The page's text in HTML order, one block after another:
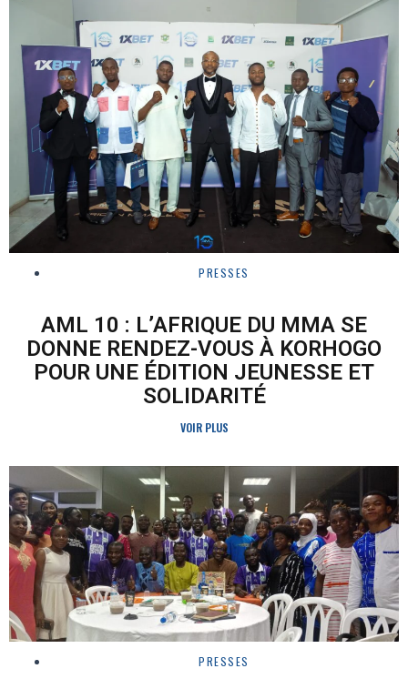
PRESSES
AML 10 : L’AFRIQUE DU MMA SE
DONNE RENDEZ-VOUS À KORHOGO
POUR UNE ÉDITION JEUNESSE ET
SOLIDARITÉ
VOIR PLUS
PRESSES